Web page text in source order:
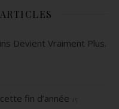
Devient Vraiment Plus.
fin d’année